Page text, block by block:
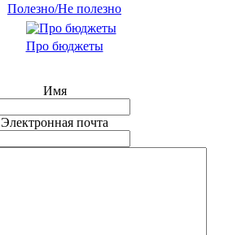
Полезно/Не полезно
Про бюджеты
Имя
Электронная почта